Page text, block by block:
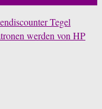
Tegel
werden von HP